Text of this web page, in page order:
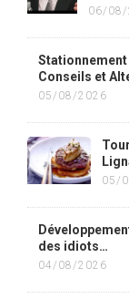
06/08/
Conseils et
05/08/2026
05/
des idiots…
04/08/2026